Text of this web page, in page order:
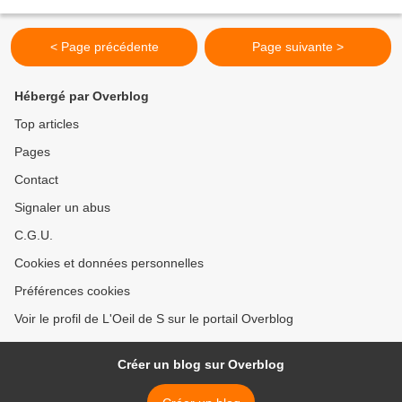
< Page précédente Page suivante >
Hébergé par Overblog
Top articles
Pages
Contact
Signaler un abus
C.G.U.
Cookies et données personnelles
Préférences cookies
Voir le profil de L'Oeil de S sur le portail Overblog
Créer un blog sur Overblog